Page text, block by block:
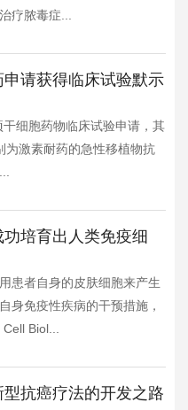
疗脓毒症...
请获得临床试验默示
细胞药物临床试验申请，其
为激素耐药的急性移植物抗
培育出人类免疫细
患者自身的皮肤细胞来产生
身免疫性疾病的干预措施，
Biol...
抗癌疗法的开发之路